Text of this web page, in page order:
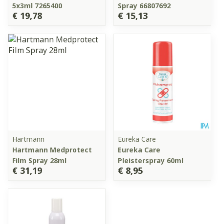
5x3ml 7265400
€ 19,78
Spray 66807692
€ 15,13
Hartmann
Hartmann Medprotect
Film Spray 28ml
€ 31,19
Eureka Care
Eureka Care
Pleisterspray 60ml
€ 8,95